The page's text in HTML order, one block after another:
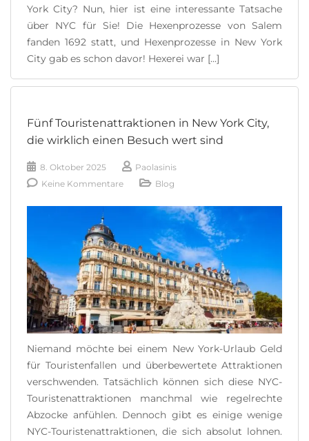
York City? Nun, hier ist eine interessante Tatsache
über NYC für Sie! Die Hexenprozesse von Salem
fanden 1692 statt, und Hexenprozesse in New York
City gab es schon davor! Hexerei war [...]
Fünf Touristenattraktionen in New York City,
die wirklich einen Besuch wert sind
8. Oktober 2025
Paolasinis
Keine Kommentare
Blog
Niemand möchte bei einem New York-Urlaub Geld
für Touristenfallen und überbewertete Attraktionen
verschwenden. Tatsächlich können sich diese NYC-
Touristenattraktionen manchmal wie regelrechte
Abzocke anfühlen. Dennoch gibt es einige wenige
NYC-Touristenattraktionen, die sich absolut lohnen.